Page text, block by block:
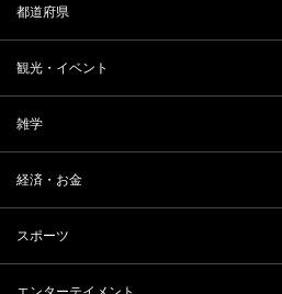
都道府県
観光・イベント
雑学
経済・お金
スポーツ